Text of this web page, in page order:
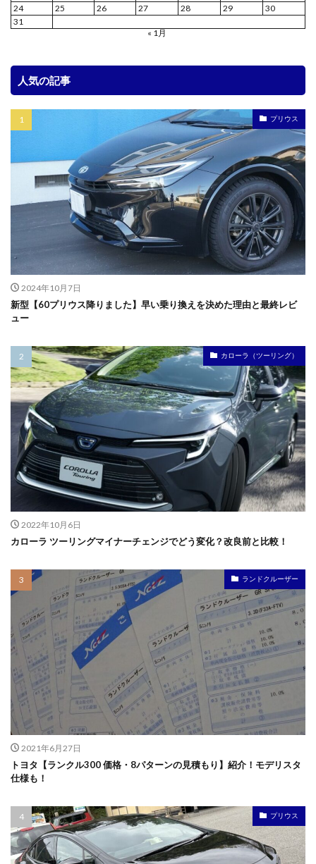
24 25 26 27 28 29
30
31
« 1月
人気の記事
プリウス
2024年10月7日
新型【60プリウス降りました】早い乗り換えを決めた理由と最終レビ
ュー
カローラ（ツーリング）
2022年10月6日
カローラ ツーリングマイナーチェンジでどう変化？改良前と比較！
ランドクルーザー
2021年6月27日
トヨタ【ランクル300 価格・8パターンの見積もり】紹介！モデリスタ
仕様も！
プリウス